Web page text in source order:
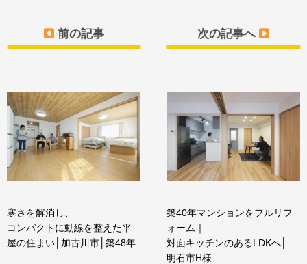
前の記事
寒さを解消し、
コンパクトに動線を整えた平
屋の住まい│加古川市│築48年
次の記事へ
築40年マンションをフルリフ
ォーム｜
対面キッチンのあるLDKへ│
明石市H様